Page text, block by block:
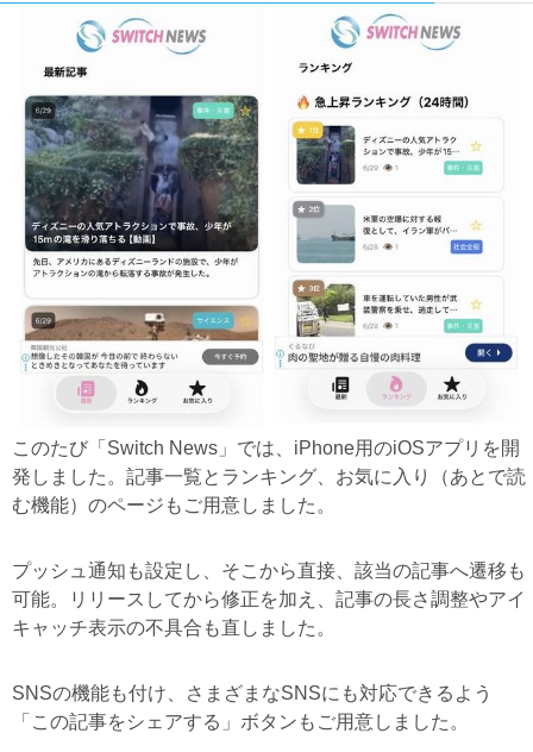
このたび「Switch News」では、iPhone用のiOSアプリを開
発しました。記事一覧とランキング、お気に入り（あとで読
む機能）のページもご用意しました。
プッシュ通知も設定し、そこから直接、該当の記事へ遷移も
可能。リリースしてから修正を加え、記事の長さ調整やアイ
キャッチ表示の不具合も直しました。
SNSの機能も付け、さまざまなSNSにも対応できるよう
「この記事をシェアする」ボタンもご用意しました。